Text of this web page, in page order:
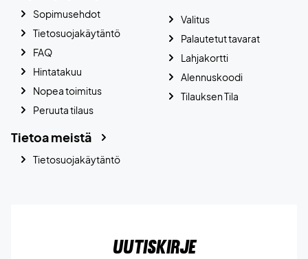
Sopimusehdot
Tietosuojakäytäntö
FAQ
Hintatakuu
Nopea toimitus
Peruuta tilaus
Valitus
Palautetut tavarat
Lahjakortti
Alennuskoodi
Tilauksen Tila
Tietoa meistä
Tietosuojakäytäntö
Uutiskirje